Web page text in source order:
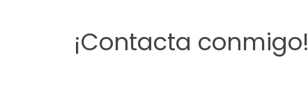
¡Contacta conmigo!